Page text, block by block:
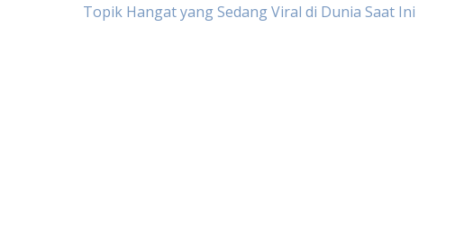
Post
Topik Hangat yang Sedang Viral di Dunia Saat Ini